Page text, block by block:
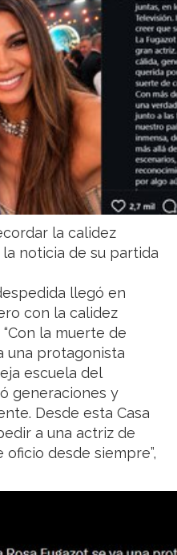
la calidez
noticia de su partida
llegó en
con la calidez
la muerte de
una protagonista
escuela del
generaciones y
Desde esta Casa
a una actriz de
desde siempre”,